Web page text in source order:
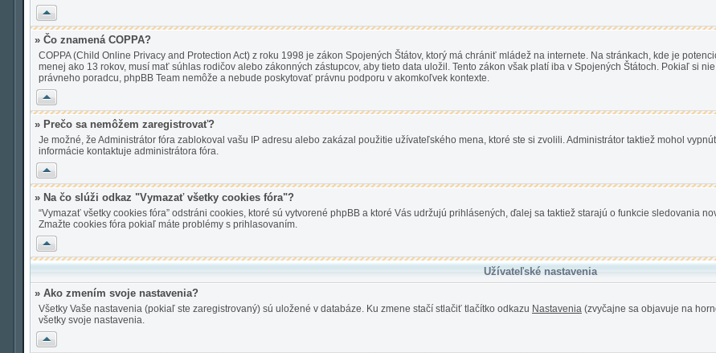
Hore
» Čo znamená COPPA?
COPPA (Child Online Privacy and Protection Act) z roku 1998 je zákon Spojených Štátov, ktorý má chrániť mládež na internete. Na stránkach, kde je
menej ako 13 rokov, musí mať súhlas rodičov alebo zákonných zástupcov, aby tieto data uložil. Tento zákon však platí iba v Spojených Štátoch. Pokiaľ si
právneho poradcu, phpBB Team nemôže a nebude poskytovať právnu podporu v akomkoľvek kontexte.
Hore
» Prečo sa nemôžem zaregistrovať?
Je možné, že Administrátor fóra zablokoval vašu IP adresu alebo zakázal použitie užívateľského mena, ktoré ste si zvolili. Administrátor taktiež mohol
informácie kontaktuje administrátora fóra.
Hore
» Na čo slúži odkaz "Vymazať všetky cookies fóra"?
“Vymazať všetky cookies fóra” odstráni cookies, ktoré sú vytvorené phpBB a ktoré Vás udržujú prihlásených, ďalej sa taktiež starajú o funkcie sledovania
Zmažte cookies fóra pokiaľ máte problémy s prihlasovaním.
Hore
Užívateľské nastavenia
» Ako zmením svoje nastavenia?
Všetky Vaše nastavenia (pokiaľ ste zaregistrovaný) sú uložené v databáze. Ku zmene stačí stlačiť tlačítko odkazu Nastavenia (zvyčajne sa objavuje na
všetky svoje nastavenia.
Hore